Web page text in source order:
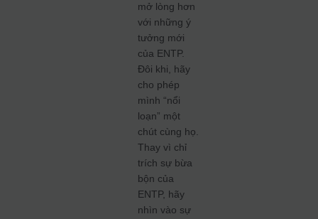
mở lòng hơn
với những ý
tưởng mới
của ENTP.
Đôi khi, hãy
cho phép
mình “nổi
loạn” một
chút cùng họ.
Thay vì chỉ
trích sự bừa
bộn của
ENTP, hãy
nhìn vào sự